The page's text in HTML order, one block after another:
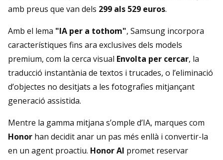
amb preus que van dels 299 als 529 euros.
Amb el lema "IA per a tothom", Samsung incorpora
característiques fins ara exclusives dels models
premium, com la cerca visual Envolta per cercar, la
traducció instantània de textos i trucades, o l’eliminació
d’objectes no desitjats a les fotografies mitjançant
generació assistida.
Mentre la gamma mitjana s’omple d’IA, marques com
Honor han decidit anar un pas més enllà i convertir-la
en un agent proactiu. Honor AI promet reservar